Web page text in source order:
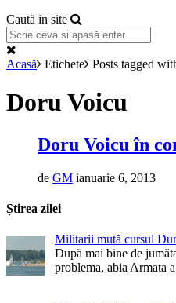
Caută in site
Acasă Etichete Posts tagged
Doru Voicu
Doru Voicu în
de GM ianuarie 6, 2013
Știrea zilei
Militarii mută cursul
După mai bine de
problema, abia Armata